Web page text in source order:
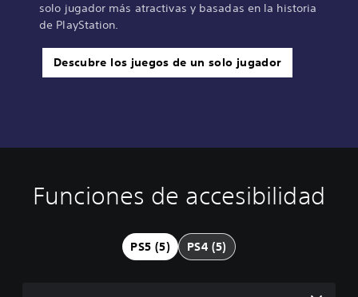
solo jugador más atractivas y basadas en la historia
de PlayStation.
Descubre los juegos de un solo jugador
Funciones de accesibilidad
PS5 (5) PS4 (5)
S
u
R
e
R
e